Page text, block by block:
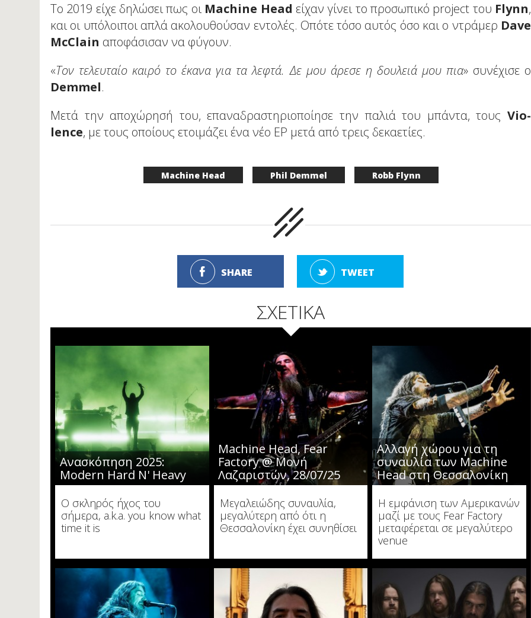
Το 2019 είχε δηλώσει πως οι Machine Head είχαν γίνει το προσωπικό project του Flynn,
και οι υπόλοιποι απλά ακολουθούσαν εντολές. Οπότε τόσο αυτός όσο και ο ντράμερ Dave
McClain αποφάσισαν να φύγουν.
«Τον τελευταίο καιρό το έκανα για τα λεφτά. Δε μου άρεσε η δουλειά μου πια» συνέχισε ο
Demmel.
Μετά την αποχώρησή του, επαναδραστηριοποίησε την παλιά του μπάντα, τους Vio-
lence, με τους οποίους ετοιμάζει ένα νέο EP μετά από τρεις δεκαετίες.
Machine Head Phil Demmel Robb Flynn
SHARE TWEET
ΣΧΕΤΙΚΑ
Ανασκόπηση 2025:
Modern Hard N' Heavy
Ο σκληρός ήχος του
σήμερα, a.k.a. you know what
time it is
Machine Head, Fear
Factory @ Μονή
Λαζαριστών, 28/07/25
Μεγαλειώδης συναυλία,
μεγαλύτερη από ότι η
Θεσσαλονίκη έχει συνηθίσει
Αλλαγή χώρου για τη
συναυλία των Machine
Head στη Θεσσαλονίκη
Η εμφάνιση των Αμερικανών
μαζί με τους Fear Factory
μεταφέρεται σε μεγαλύτερο
venue